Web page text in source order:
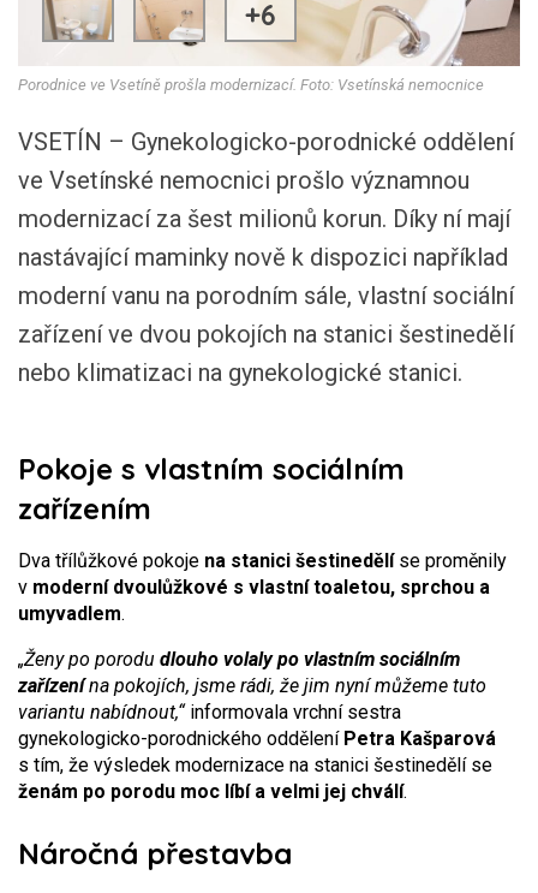
+6
Porodnice ve Vsetíně prošla modernizací. Foto: Vsetínská nemocnice
VSETÍN – Gynekologicko-porodnické oddělení
ve Vsetínské nemocnici prošlo významnou
modernizací za šest milionů korun. Díky ní mají
nastávající maminky nově k dispozici například
moderní vanu na porodním sále, vlastní sociální
zařízení ve dvou pokojích na stanici šestinedělí
nebo klimatizaci na gynekologické stanici.
Pokoje s vlastním sociálním
zařízením
Dva třílůžkové pokoje na stanici šestinedělí se proměnily
v moderní dvoulůžkové s vlastní toaletou, sprchou a
umyvadlem.
„Ženy po porodu dlouho volaly po vlastním sociálním
zařízenína pokojích, jsme rádi, že jim nyní můžeme tuto
variantu nabídnout,“informovala vrchní sestra
gynekologicko-porodnického oddělení Petra Kašparová
s tím, že výsledek modernizace na stanici šestinedělí se
ženám po porodu moc líbí a velmi jej chválí.
Náročná přestavba